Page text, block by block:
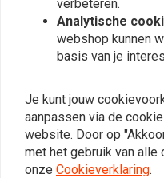
Lichtgewicht
minimaliseren
Specificaties:
Veiligheidsneus van
Rugged Flex®
Storm Defender®
Leren kraag en mesh
Plaats
Vergelijkbare
verbeteren.
Analytische
webshop kunnen
basis van je
Je kunt jouw
aanpassen via de
website. Door op
met het gebruik van
onze Cookieverklaring.